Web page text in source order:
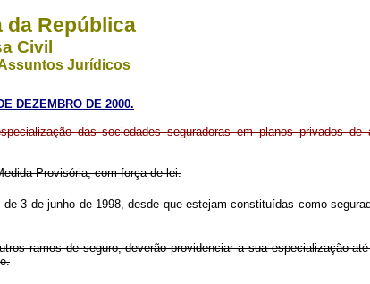
da República
Civil
Jurídicos
DEZEMBRO DE 2000.
das sociedades seguradoras em planos privados
Provisória, com força de lei:
3 de junho de 1998, desde que estejam constituídas como
ramos de seguro, deverão providenciar a sua especialização